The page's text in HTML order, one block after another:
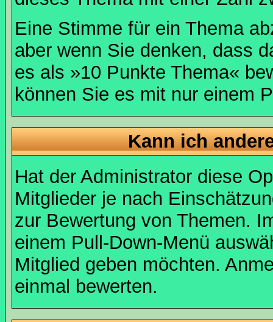
Eine Stimme für ein Thema
aber wenn Sie denken, dass
es als »10 Punkte Thema«
können Sie es mit nur einem
Kann ich
Hat der Administrator diese
Mitglieder je nach
zur Bewertung von Themen.
einem Pull-Down-Menü
Mitglied geben möchten.
einmal bewerten.